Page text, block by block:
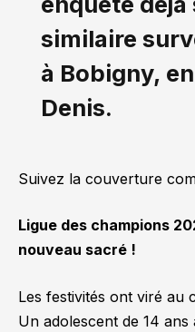
similaire
à Bobigny,
Denis.
Suivez la couverture
Ligue des champions
nouveau sacré !
Les festivités ont viré au
Un adolescent de 14